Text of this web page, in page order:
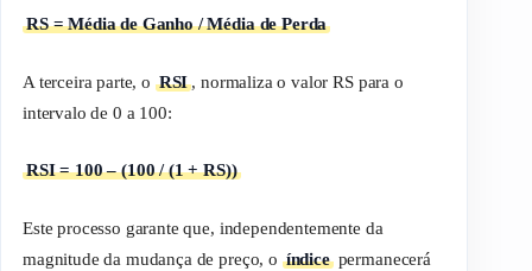
RS = Média de Ganho / Média de Perda
A terceira parte, o RSI , normaliza o valor RS para o
intervalo de 0 a 100:
RSI = 100 – (100 / (1 + RS))
Este processo garante que, independentemente da
magnitude da mudança de preço, o índicepermanecerá